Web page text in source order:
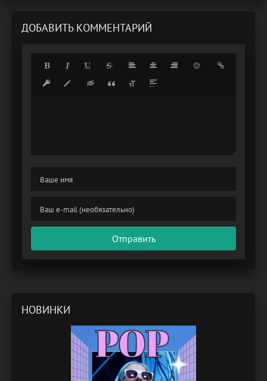
ДОБАВИТЬ КОММЕНТАРИЙ
Отправить
НОВИНКИ